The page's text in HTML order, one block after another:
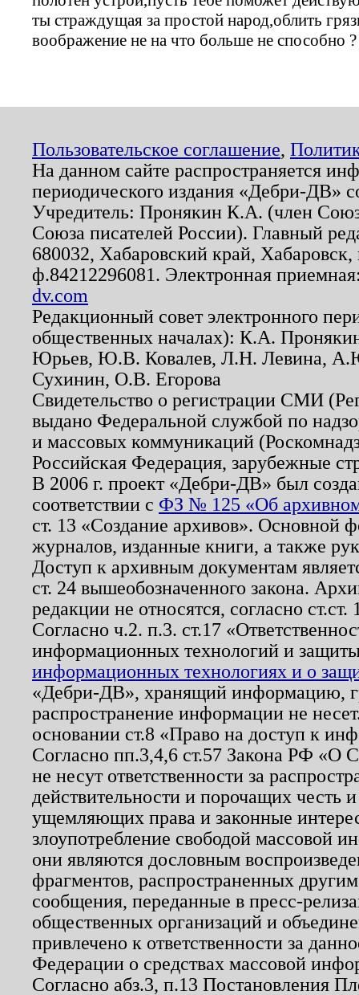
ты страждущая за простой народ,облить
воображение не на что больше не способно ?
Пользовательское соглашение,
На данном сайте распространяется
периодического издания «Дебри-ДВ»
Учредитель: Пронякин К.А. (член
Союза писателей России). Главный
680032, Хабаровский край,
ф.84212296081. Электронная
dv.com
Редакционный совет электронного
общественных началах): К.А.
Юрьев, Ю.В. Ковалев, Л.Н. Левина,
Сухинин, О.В. Егорова
Свидетельство о регистрации СМИ
выдано Федеральной службой по
и массовых коммуникаций
Российская Федерация, зарубежные
В 2006 г. проект «Дебри-ДВ» был
соответствии с ФЗ № 125 «Об
ст. 13 «Создание архивов». Основной
журналов, изданные книги, а также
Доступ к архивным документам
ст. 24 вышеобозначенного закона.
редакции не относятся, согласно
Согласно ч.2. п.3. ст.17
информационных технологий и
информационных технологиях и о
«Дебри-ДВ», хранящий информацию,
распространение информации не
основании ст.8 «Право на доступ к
Согласно пп.3,4,6 ст.57 Закона РФ «О
не несут ответственности за
действительности и порочащих честь
ущемляющих права и законные
злоупотребление свободой массовой
они являются дословным
фрагментов, распространенных
сообщения, переданные в пресс-
общественных организаций и
привлечено к ответственности за
Федерации о средствах массовой
Согласно абз.3, п.13 Постановления